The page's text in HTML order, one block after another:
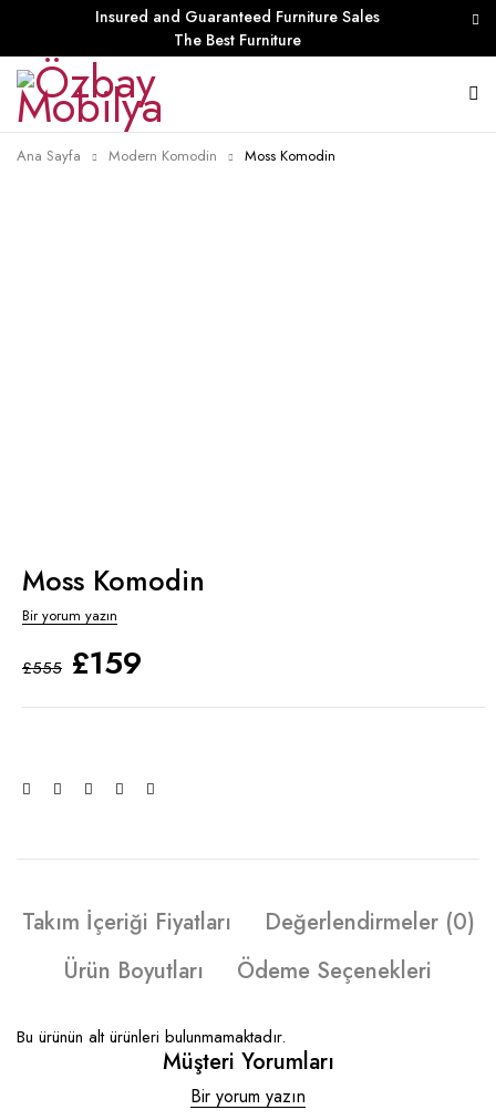
Insured and Guaranteed Furniture Sales
The Best Furniture
Ana Sayfa Modern Komodin Moss Komodin
Moss Komodin
Bir yorum yazın
£555 £159
Takım İçeriği Fiyatları
Değerlendirmeler (0)
Ürün Boyutları
Ödeme Seçenekleri
Bu ürünün alt ürünleri bulunmamaktadır.
Müşteri Yorumları
Bir yorum yazın